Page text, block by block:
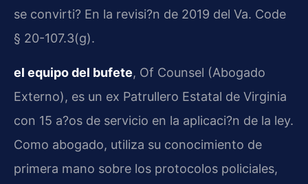
se convirti? En la revisi?n de 2019 del Va. Code
§ 20-107.3(g).
el equipo del bufete, Of Counsel (Abogado
Externo), es un ex Patrullero Estatal de Virginia
con 15 a?os de servicio en la aplicaci?n de la ley.
Como abogado, utiliza su conocimiento de
primera mano sobre los protocolos policiales,